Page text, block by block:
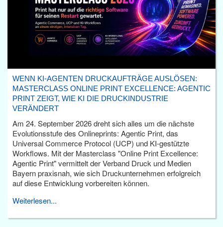
WENN KI-AGENTEN DRUCKAUFTRÄGE AUSLÖSEN:
MASTERCLASS ONLINE PRINT EXCELLENCE: AGENTIC
PRINT ZEIGT, WIE KI DIE DRUCKINDUSTRIE
VERÄNDERT
Am 24. September 2026 dreht sich alles um die nächste
Evolutionsstufe des Onlineprints: Agentic Print, das
Universal Commerce Protocol (UCP) und KI-gestützte
Workflows. Mit der Masterclass "Online Print Excellence:
Agentic Print" vermittelt der Verband Druck und Medien
Bayern praxisnah, wie sich Druckunternehmen erfolgreich
auf diese Entwicklung vorbereiten können.
Weiterlesen...